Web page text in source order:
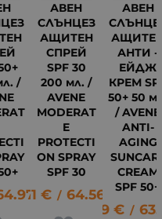
/
лв.
АВЕН
СЛЪНЦЕЗ
АЩИТЕН
СПРЕЙ
SPF 30
200 мл. /
AVENE
MODERAT
E
PROTECTI
ON SPRAY
SPF 30
33.01 € / 64.56 лв.
АВЕН
АНТИ -
ЕЙДЖ
КРЕМ
50+ 50
/ AVENE
ANTI-
AGING
CREAM
SPF 50+
32.59 € /